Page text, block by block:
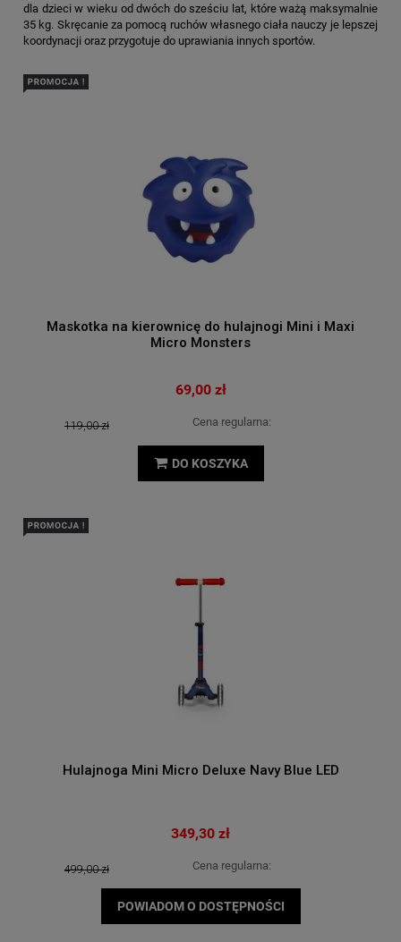
dla dzieci w wieku od dwóch do sześciu lat, które ważą maksymalnie
35 kg. Skręcanie za pomocą ruchów własnego ciała nauczy je lepszej
koordynacji oraz przygotuje do uprawiania innych sportów.
Maskotka na kierownicę do hulajnogi Mini i Maxi
Micro Monsters
69,00 zł
Cena regularna:
119,00 zł
DO KOSZYKA
Hulajnoga Mini Micro Deluxe Navy Blue LED
349,30 zł
Cena regularna:
499,00 zł
POWIADOM O DOSTĘPNOŚCI